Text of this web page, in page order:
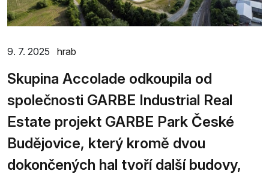
9. 7. 2025 hrab
Skupina Accolade odkoupila od
společnosti GARBE Industrial Real
Estate projekt GARBE Park České
Budějovice, který kromě dvou
dokončených hal tvoří další budovy,